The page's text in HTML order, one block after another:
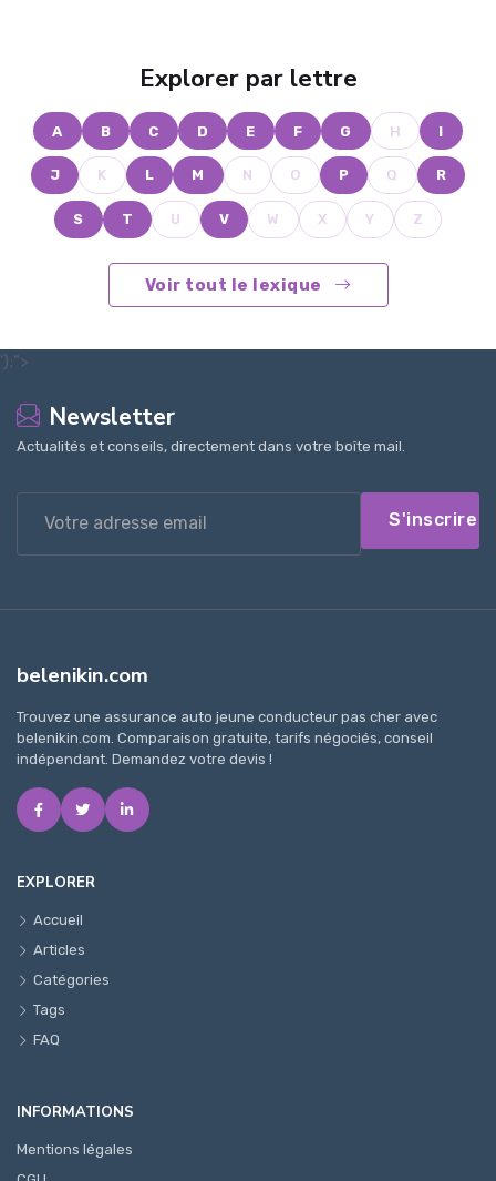
Explorer par lettre
A B C D E F G H I
J K L M N O P Q R
S T U V W X Y Z
Voir tout le lexique
');">
Newsletter
Actualités et conseils, directement dans votre boîte mail.
S'inscrire
belenikin.com
Trouvez une assurance auto jeune conducteur pas cher avec
belenikin.com. Comparaison gratuite, tarifs négociés, conseil
indépendant. Demandez votre devis !
EXPLORER
Accueil
Articles
Catégories
Tags
FAQ
INFORMATIONS
Mentions légales